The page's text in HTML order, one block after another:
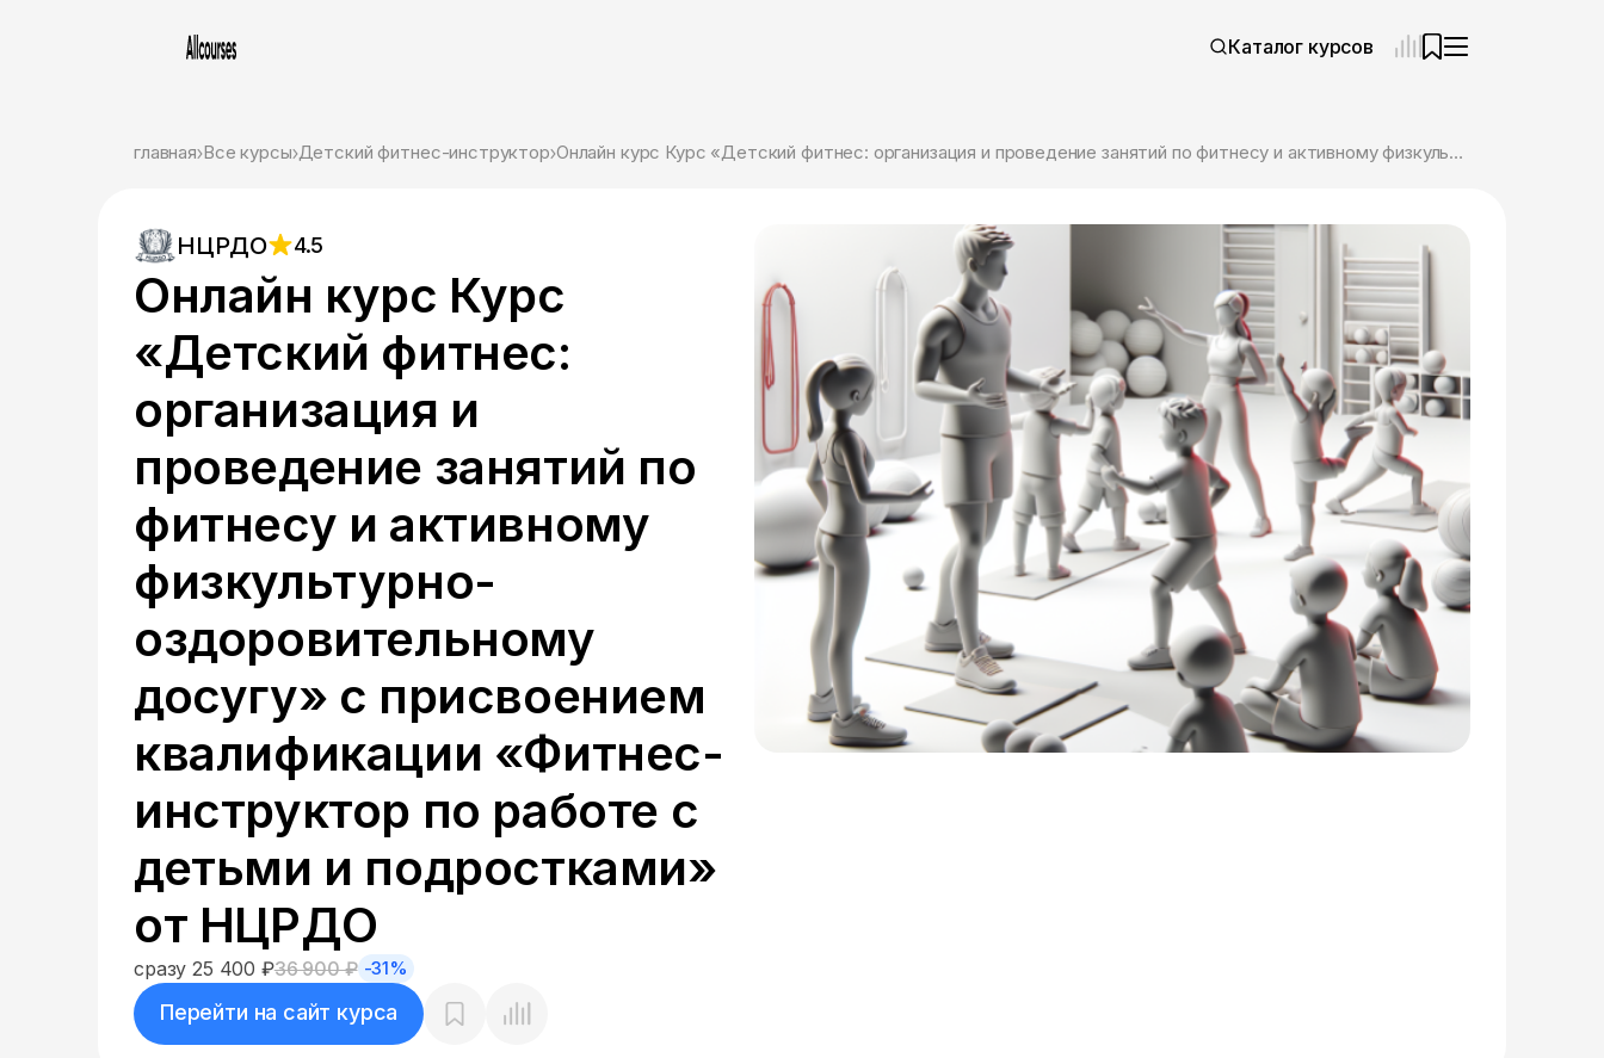
Каталог курсов
главная Все курсы Детский фитнес-инструктор Онлайн курс Курс «Детский фитнес: организация и проведение занятий по фитнесу и активному физкультурно-оздоровительному досугу» с присвоением квалификации «Фитнес-инструктор по работе с детьми и подростками» от НЦРДО
НЦРДО 4.5
Онлайн курс Курс
«Детский фитнес:
организация и
проведение занятий по
фитнесу и активному
физкультурно-
оздоровительному
досугу» с присвоением
квалификации «Фитнес-
инструктор по работе с
детьми и подростками»
от НЦРДО
сразу 25 400 ₽36 900 ₽ -31%
Перейти на сайт курса